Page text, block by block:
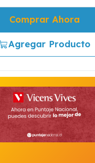
Agregar Producto
Comprar Ahora